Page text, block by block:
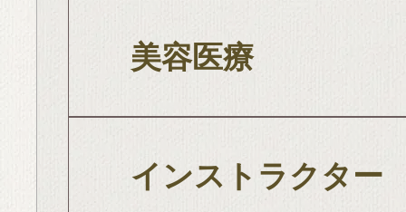
美容医療
インストラクター